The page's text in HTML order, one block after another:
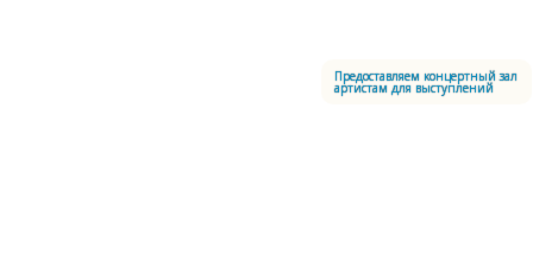
Предоставляем концертный зал
артистам для выступлений